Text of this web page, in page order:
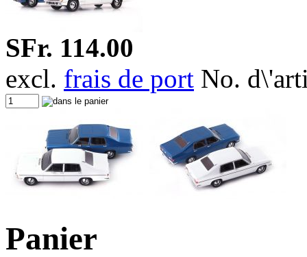
SFr. 114.00
excl. frais de port No.
Panier